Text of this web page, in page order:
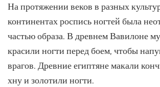
На протяжении веков в разных
континентах роспись ногтей была
частью образа. В древнем Вавилоне
красили ногти перед боем, чтобы
врагов. Древние египтяне макали
хну и золотили ногти.